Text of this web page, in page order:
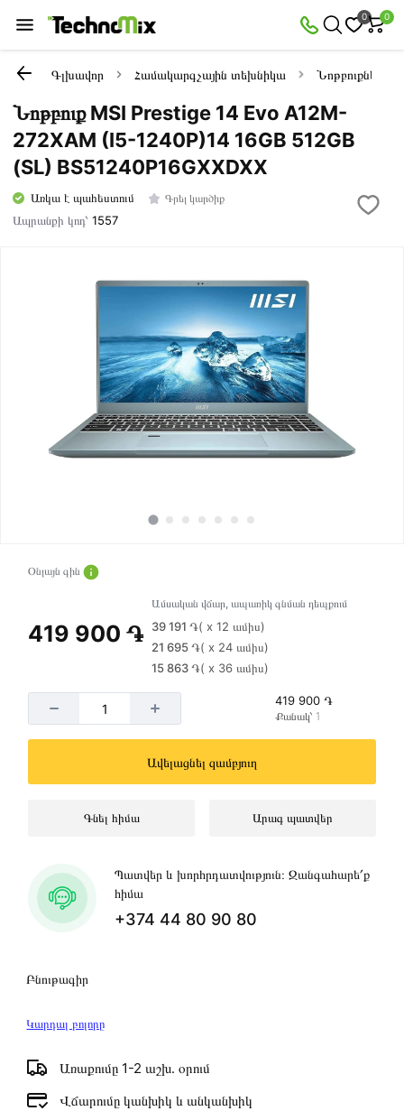
0 0
Գլխավոր Համակարգչային տեխնիկա Նոթբուքներ
Նոթբուք MSI Prestige 14 Evo A12M-
272XAM (I5-1240P)14 16GB 512GB
(SL) BS51240P16GXXDXX
Առկա է պահեստում Գրել կարծիք
Ապրանքի կոդ՝1557
Բնութագիր
Կարդալ բոլորը
Առաքումը 1-2 աշխ․ օրում
Վճարումը կանխիկ և անկանխիկ
Օնլայն գին
419 900 ֏
Ամսական վճար, ապառիկ գնման դեպքում
39 191 ֏( x 12 ամիս)
21 695 ֏( x 24 ամիս)
15 863 ֏( x 36 ամիս)
419 900 ֏
Քանակ՝ 1
Ավելացնել զամբյուղ
Գնել հիմա Արագ պատվեր
Պատվեր և խորհրդատվություն։ Զանգահարե՛ք
հիմա
+374 44 80 90 80